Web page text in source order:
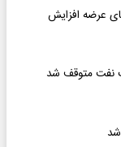
عرضه افزایش
نفت متوقف شد